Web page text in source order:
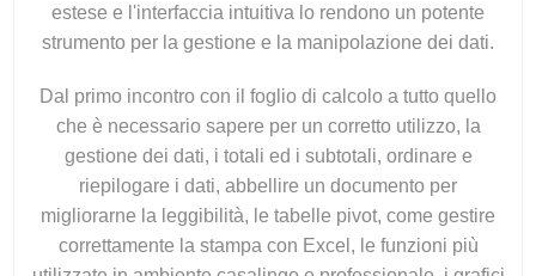
estese e l'interfaccia intuitiva lo rendono un potente
strumento per la gestione e la manipolazione dei dati.
Dal primo incontro con il foglio di calcolo a tutto quello
che è necessario sapere per un corretto utilizzo, la
gestione dei dati, i totali ed i subtotali, ordinare e
riepilogare i dati, abbellire un documento per
migliorarne la leggibilità, le tabelle pivot, come gestire
correttamente la stampa con Excel, le funzioni più